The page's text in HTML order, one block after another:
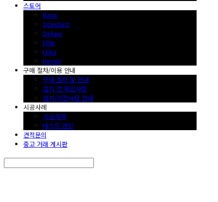
스토어
Basic
Standard
Deluxe
Elite
Ultra
Rental
구매 절차/이용 안내
구매 절차 및 안내
설치 전 확인사항
설치/이전비용 안내
시공사례
시공사례
테스트 영상
견적문의
중고 거래 게시판